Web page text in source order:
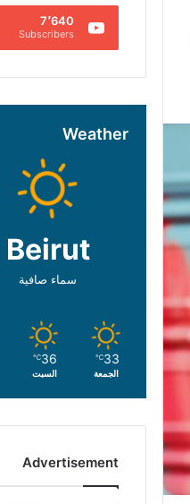
7٬640
Subscribers
Weather
Beirut
سماء صافية
33
℃
الجمعة
36
℃
السبت
Advertisement